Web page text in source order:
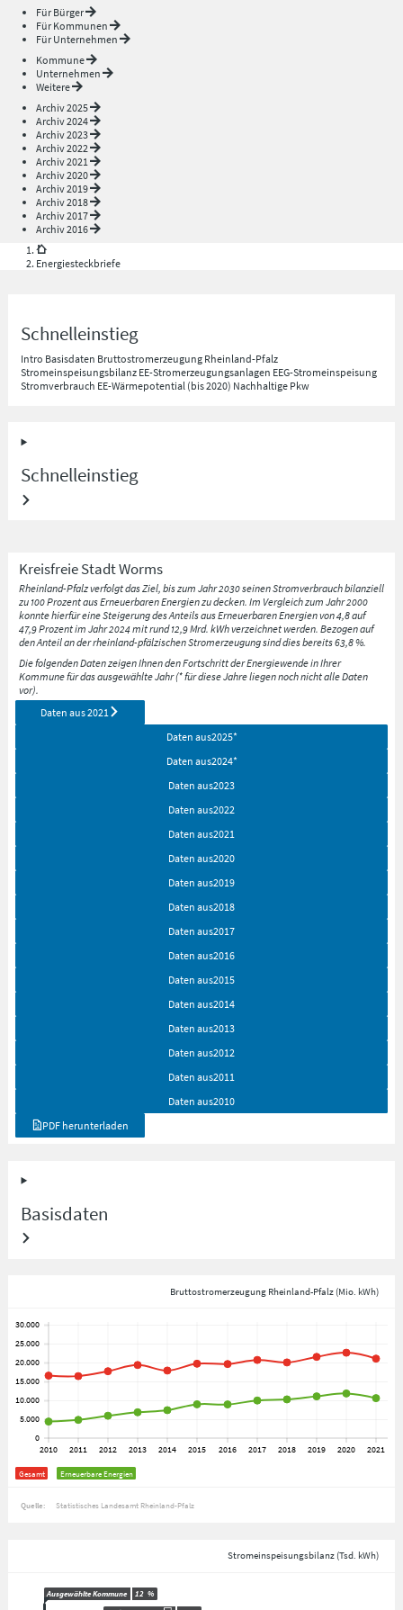
Für Bürger
Für Kommunen
Für Unternehmen
Kommune
Unternehmen
Weitere
Archiv 2025
Archiv 2024
Archiv 2023
Archiv 2022
Archiv 2021
Archiv 2020
Archiv 2019
Archiv 2018
Archiv 2017
Archiv 2016
Energiesteckbriefe
Schnelleinstieg
Intro Basisdaten Bruttostromerzeugung Rheinland-Pfalz
Stromeinspeisungsbilanz EE-Stromerzeugungsanlagen EEG-Stromeinspeisung
Stromverbrauch EE-Wärmepotential (bis 2020) Nachhaltige Pkw
Schnelleinstieg
Kreisfreie StadtWorms
Rheinland-Pfalz verfolgt das Ziel, bis zum Jahr 2030 seinen Stromverbrauch bilanziell
zu 100 Prozent aus Erneuerbaren Energien zu decken. Im Vergleich zum Jahr 2000
konnte hierfür eine Steigerung des Anteils aus Erneuerbaren Energien von 4,8 auf
47,9 Prozent im Jahr 2024 mit rund 12,9 Mrd. kWh verzeichnet werden. Bezogen auf
den Anteil an der rheinland-pfälzischen Stromerzeugung sind dies bereits 63,8 %.
Die folgenden Daten zeigen Ihnen den Fortschritt der Energiewende in Ihrer
Kommune für das ausgewählte Jahr (* für diese Jahre liegen noch nicht alle Daten
vor).
Daten aus2021
Daten aus2025*
Daten aus2024*
Daten aus2023
Daten aus2022
Daten aus2021
Daten aus2020
Daten aus2019
Daten aus2018
Daten aus2017
Daten aus2016
Daten aus2015
Daten aus2014
Daten aus2013
Daten aus2012
Daten aus2011
Daten aus2010
PDF herunterladen
Basisdaten
Bruttostromerzeugung Rheinland-Pfalz (Mio. kWh)
Gesamt Erneuerbare Energien
Quelle: Statistisches Landesamt Rheinland-Pfalz
Stromeinspeisungsbilanz (Tsd. kWh)
Ausgewählte Kommune 12 %